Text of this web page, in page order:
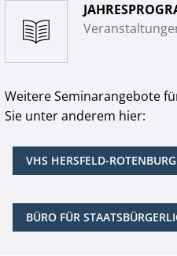
Weitere Seminarangebote
Sie unter anderem hier:
VHS HERSFELD-ROTENBURG
BÜRO FÜR